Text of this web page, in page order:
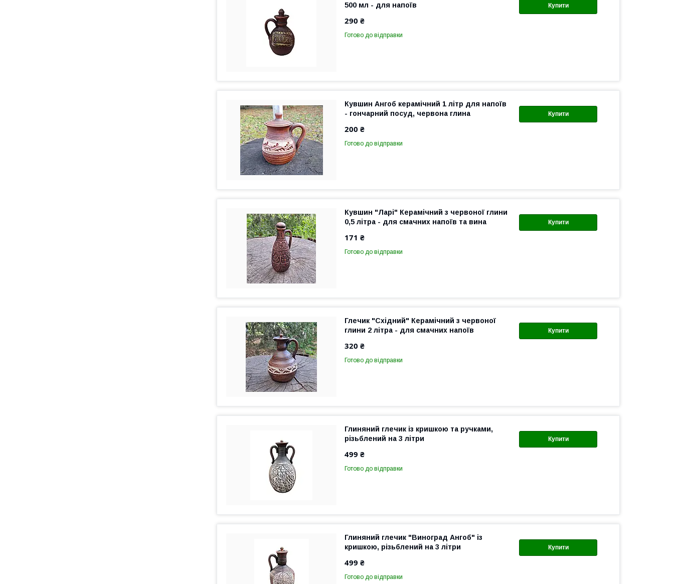
Купити
500 мл - для напоїв
290 ₴
Готово до відправки
Купити
Кувшин Ангоб керамічний 1 літр для напоїв
- гончарний посуд, червона глина
200 ₴
Готово до відправки
Купити
Кувшин "Ларі" Керамічний з червоної глини
0,5 літра - для смачних напоїв та вина
171 ₴
Готово до відправки
Купити
Глечик "Східний" Керамічний з червоної
глини 2 літра - для смачних напоїв
320 ₴
Готово до відправки
Купити
Глиняний глечик із кришкою та ручками,
різьблений на 3 літри
499 ₴
Готово до відправки
Купити
Глиняний глечик "Виноград Ангоб" із
кришкою, різьблений на 3 літри
499 ₴
Готово до відправки